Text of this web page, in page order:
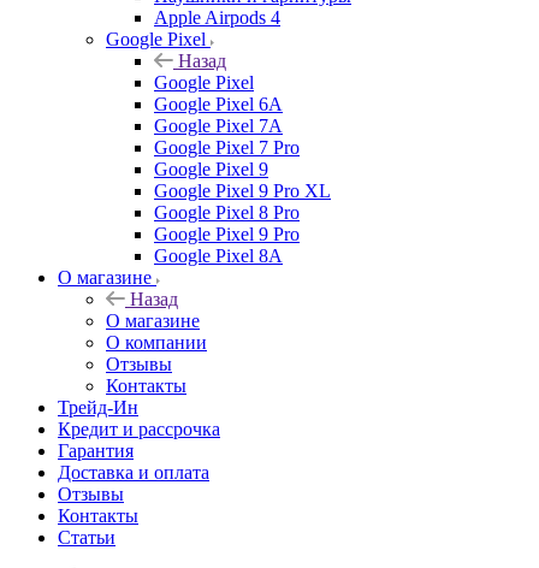
Apple Airpods 4
Google Pixel
Назад
Google Pixel
Google Pixel 6A
Google Pixel 7А
Google Pixel 7 Pro
Google Pixel 9
Google Pixel 9 Pro XL
Google Pixel 8 Pro
Google Pixel 9 Pro
Google Pixel 8A
О магазине
Назад
О магазине
О компании
Отзывы
Контакты
Трейд-Ин
Кредит и рассрочка
Гарантия
Доставка и оплата
Отзывы
Контакты
Статьи